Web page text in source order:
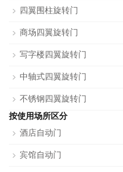
四翼围柱旋转门
商场四翼旋转门
写字楼四翼旋转门
中轴式四翼旋转门
不锈钢四翼旋转门
按使用场所区分
酒店自动门
宾馆自动门